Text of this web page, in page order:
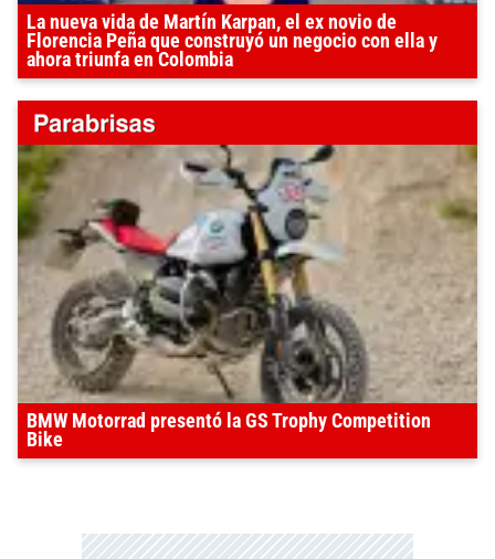
La nueva vida de Martín Karpan, el ex novio de
Florencia Peña que construyó un negocio con ella y
ahora triunfa en Colombia
BMW Motorrad presentó la GS Trophy Competition
Bike